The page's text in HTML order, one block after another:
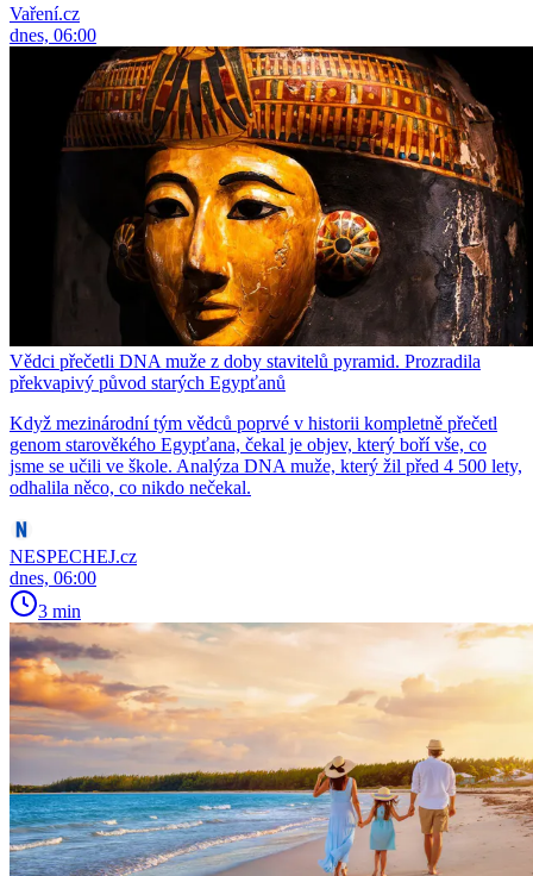
Vaření.cz
dnes, 06:00
Vědci přečetli DNA muže z doby stavitelů pyramid. Prozradila
překvapivý původ starých Egypťanů
Když mezinárodní tým vědců poprvé v historii kompletně přečetl
genom starověkého Egypťana, čekal je objev, který boří vše, co
jsme se učili ve škole. Analýza DNA muže, který žil před 4 500 lety,
odhalila něco, co nikdo nečekal.
NESPECHEJ.cz
dnes, 06:00
3 min